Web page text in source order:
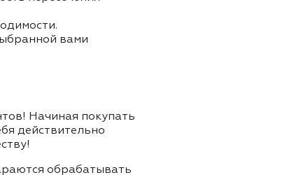
вами
Начиная покупать
действительно
обрабатывать